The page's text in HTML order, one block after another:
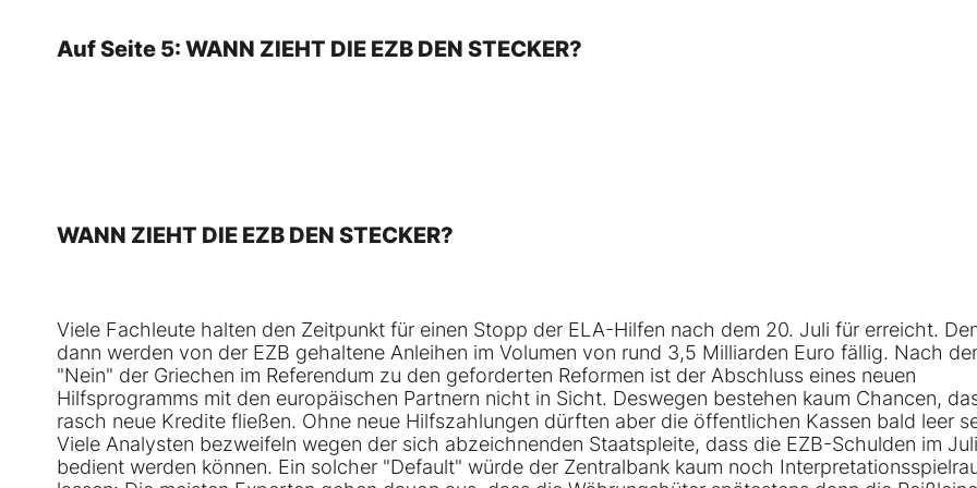
Auf Seite 5: WANN ZIEHT DIE EZB DEN STECKER?
WANN ZIEHT DIE EZB DEN STECKER?
Viele Fachleute halten den Zeitpunkt für einen Stopp der ELA-Hilfen nach dem 20. Juli für erreicht.
dann werden von der EZB gehaltene Anleihen im Volumen von rund 3,5 Milliarden Euro fällig. Nach
"Nein" der Griechen im Referendum zu den geforderten Reformen ist der Abschluss eines neuen
Hilfsprogramms mit den europäischen Partnern nicht in Sicht. Deswegen bestehen kaum Chancen,
rasch neue Kredite fließen. Ohne neue Hilfszahlungen dürften aber die öffentlichen Kassen bald leer
Viele Analysten bezweifeln wegen der sich abzeichnenden Staatspleite, dass die EZB-Schulden im Juli
bedient werden können. Ein solcher "Default" würde der Zentralbank kaum noch